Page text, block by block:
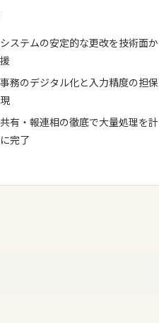
ステムの安定的な更改を技術面か
務のデジタル化と入力精度の担保
有・報連相の徹底で大量処理を計
完了